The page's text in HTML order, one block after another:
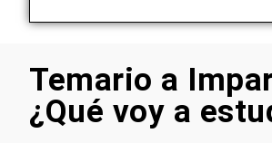
Temario a
¿Qué voy a